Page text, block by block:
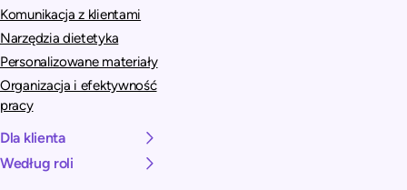
Komunikacja z klientami
Narzędzia dietetyka
Personalizowane materiały
Organizacja i efektywność
pracy
Dla klienta
Według roli